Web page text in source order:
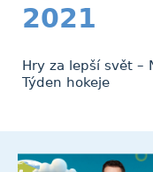
2021
Hry za lepší svět –
Týden hokeje